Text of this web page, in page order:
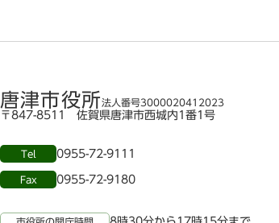
唐津市役所法人番号3000020412023
〒847-8511 佐賀県唐津市西城内1番1号
Tel 0955-72-9111
Fax 0955-72-9180